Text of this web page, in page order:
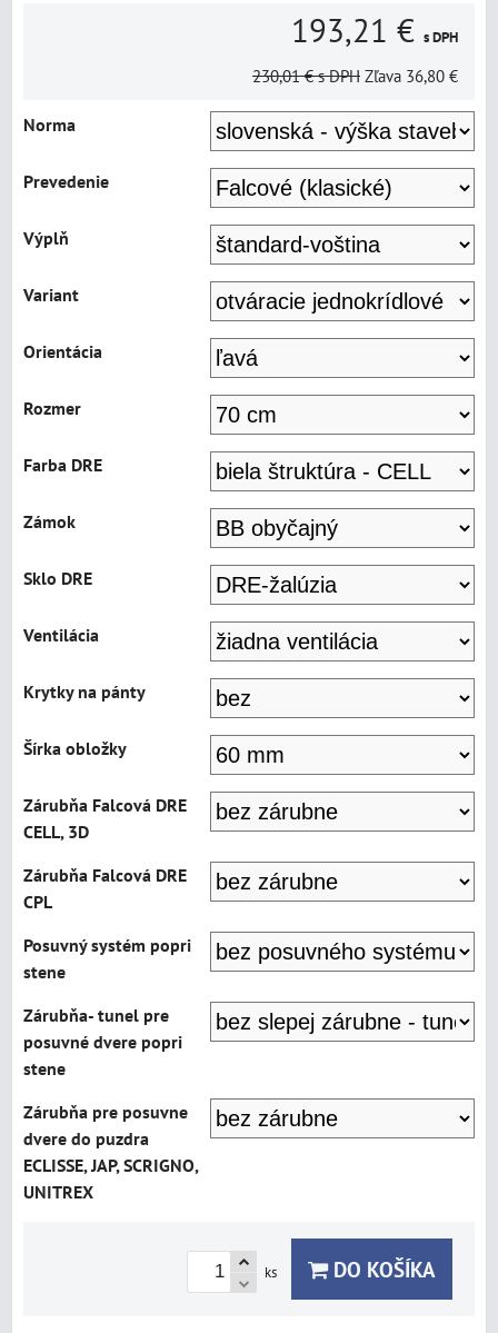
193,21 € s DPH
230,01 € s DPH Zľava 36,80 €
Norma
Prevedenie
Výplň
Variant
Orientácia
Rozmer
Farba DRE
Zámok
Sklo DRE
Ventilácia
Krytky na pánty
Šírka obložky
Zárubňa Falcová DRE
CELL, 3D
Zárubňa Falcová DRE
CPL
Posuvný systém popri
stene
Zárubňa- tunel pre
posuvné dvere popri
stene
Zárubňa pre posuvne
dvere do puzdra
ECLISSE, JAP, SCRIGNO,
UNITREX
ks DO KOŠÍKA